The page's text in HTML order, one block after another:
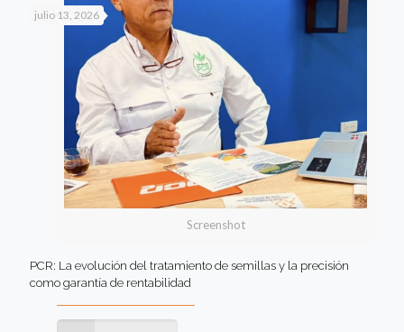
Screenshot
julio 13, 2026
PCR: La evolución del tratamiento de semillas y la precisión
como garantía de rentabilidad